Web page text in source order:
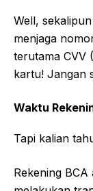
Well,
menjaga
terutama CVV
kartu! Jangan
Waktu
Tapi kalian
Rekening